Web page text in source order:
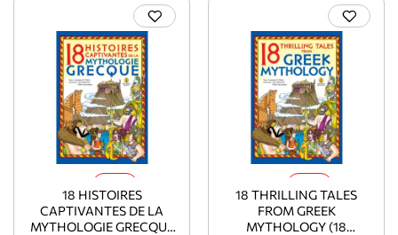
18 HISTOIRES
CAPTIVANTES DE LA
MYTHOLOGIE GRECQUE
18 THRILLING TALES
FROM GREEK
MYTHOLOGY (18